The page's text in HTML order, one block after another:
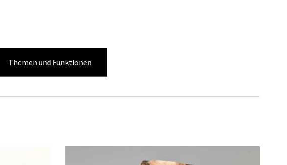
Themen und Funktionen